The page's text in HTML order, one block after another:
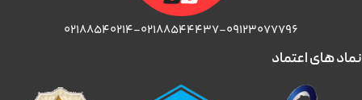
۰۲۱۸۸۵۴۰۲۱۴-۰۲۱۸۸۵۴۴۴۳۷-۰۹۱۲۳۰۷۷۷۹۶
نماد های اعتماد